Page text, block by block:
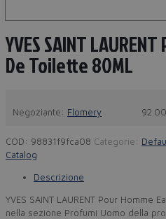
YVES SAINT
De Toilette 80ML
Negoziante: Flomery
COD: 98831f9fca08 Categorie:
Catalog
Descrizione
YVES SAINT LAURENT Pour Homme
nella sezione Profumi Uomo della